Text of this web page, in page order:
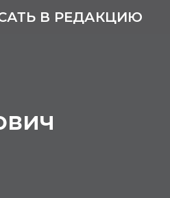
В РЕДАКЦИЮ